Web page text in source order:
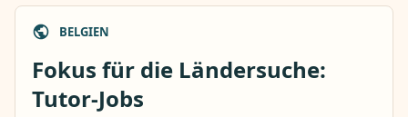
BELGIEN
Fokus für die Ländersuche:
Tutor-Jobs